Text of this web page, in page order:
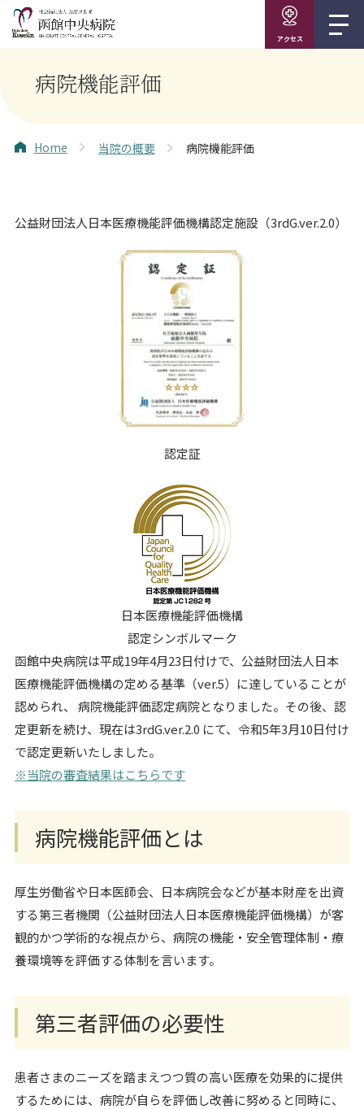
アクセス
病院機能評価
Home 当院の概要 病院機能評価
公益財団法人日本医療機能評価機構認定施設（3rdG.ver.2.0）
認定証
日本医療機能評価機構
認定シンボルマーク
函館中央病院は平成19年4月23日付けで、公益財団法人日本
医療機能評価機構の定める基準（ver.5）に達していることが
認められ、 病院機能評価認定病院となりました。その後、認
定更新を続け、現在は3rdG.ver.2.0 にて、令和5年3月10日付け
で認定更新いたしました。
※当院の審査結果はこちらです
病院機能評価とは
厚生労働省や日本医師会、日本病院会などが基本財産を出資
する第三者機関（公益財団法人日本医療機能評価機構）が客
観的かつ学術的な視点から、病院の機能・安全管理体制・療
養環境等を評価する体制を言います。
第三者評価の必要性
患者さまのニーズを踏まえつつ質の高い医療を効果的に提供
するためには、病院が自らを評価し改善に努めると同時に、